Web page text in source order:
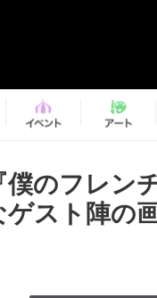
のフレン
スト陣の